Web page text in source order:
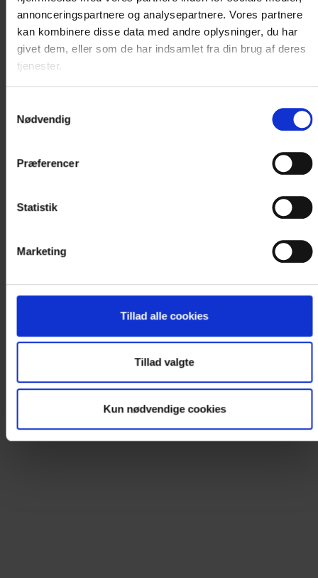
annonceringspartnere og analysepartnere. Vores partnere
kan kombinere disse data med andre oplysninger, du har
givet dem, eller som de har indsamlet fra din brug af deres
tjenester.
Nødvendig
Præferencer
Statistik
Marketing
Tillad alle cookies
Tillad valgte
Kun nødvendige cookies
ONLINE BOOKING
IKKE MULIGT
PÅ DEN VALGTE
Det er ikke muligt at booke online på
Kontakt os for booking og nærmere
< VÆLG NY DATO I KALENDEREN